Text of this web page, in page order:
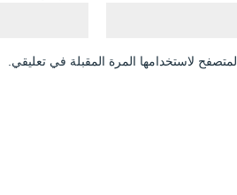
لاستخدامها المرة المقبلة في تعليقي.